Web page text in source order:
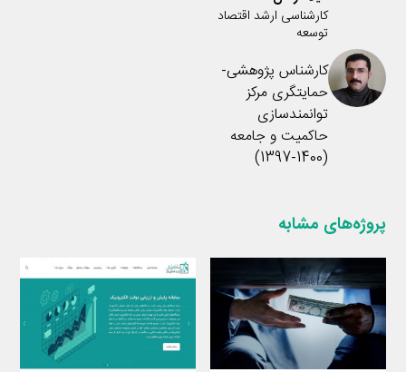
کارشناسی ارشد اقتصاد
توسعه
کارشناس پژوهشی-
حمایتگری مرکز
توانمندسازی
حاکمیت و جامعه
(1400-1397)
پروژه‌های مشابه